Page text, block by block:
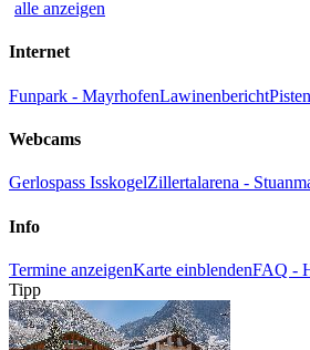
alle anzeigen
Internet
Funpark - MayrhofenLawinenbericht
Webcams
Gerlospass IsskogelZillertalarena -
Info
Termine anzeigenKarte einblendenFAQ -
Tipp